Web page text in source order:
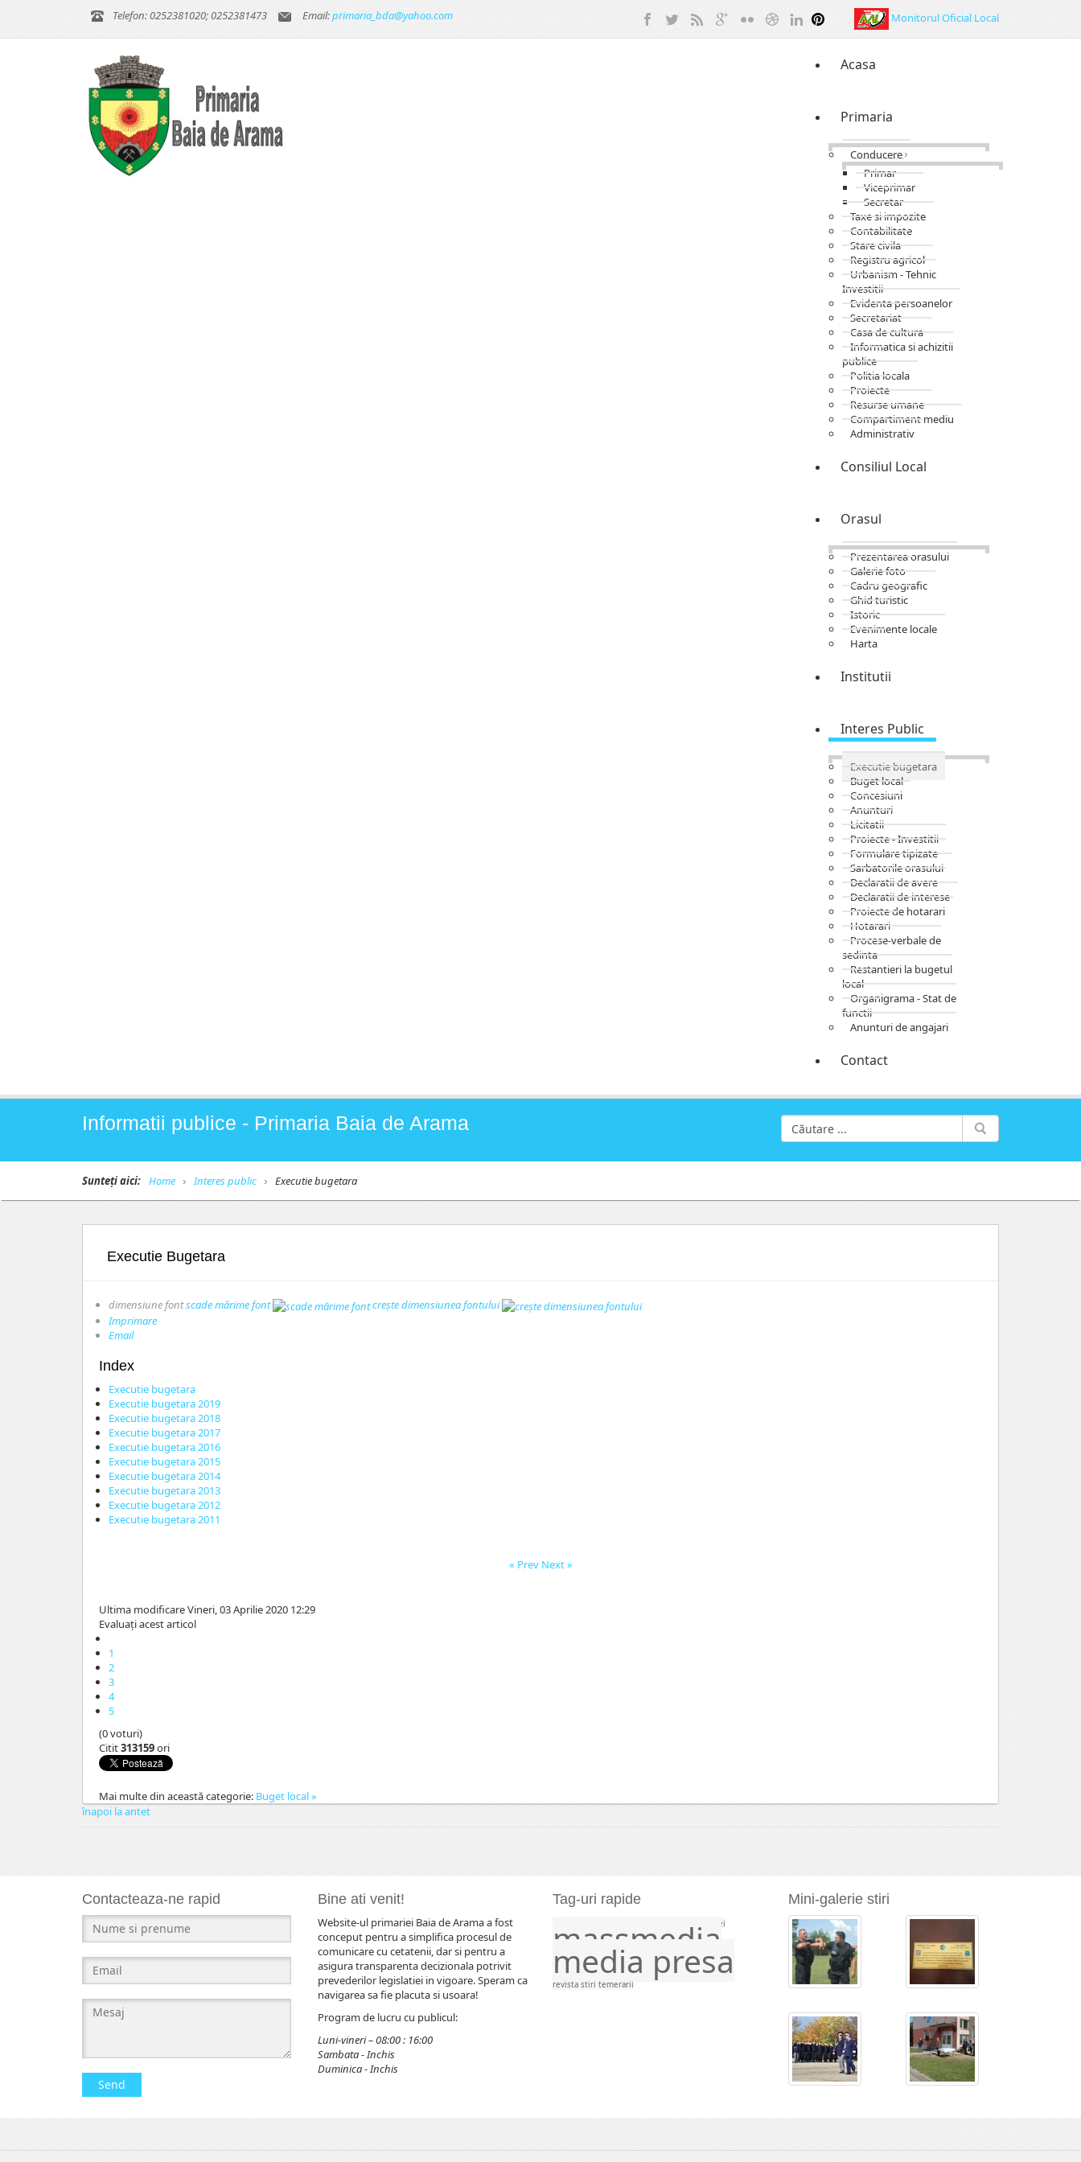
Telefon: 0252381020; 0252381473 Email:primaria_bda@yahoo.com Monitorul Oficial Local
Acasa
Primaria
Conducere
Primar
Viceprimar
Secretar
Taxe si impozite
Contabilitate
Stare civila
Registru agricol
Urbanism - Tehnic
Investitii
Evidenta persoanelor
Secretariat
Casa de cultura
Informatica si achizitii
publice
Politia locala
Proiecte
Resurse umane
Compartiment mediu
Administrativ
Consiliul Local
Orasul
Prezentarea orasului
Galerie foto
Cadru geografic
Ghid turistic
Istoric
Evenimente locale
Harta
Institutii
Interes Public
Executie bugetara
Buget local
Concesiuni
Anunturi
Licitatii
Proiecte - Investitii
Formulare tipizate
Sarbatorile orasului
Declaratii de avere
Declaratii de interese
Proiecte de hotarari
Hotarari
Procese-verbale de
sedinta
Restantieri la bugetul
local
Organigrama - Stat de
functii
Anunturi de angajari
Contact
Informatii publice - Primaria Baia de Arama
Sunteți aici: Home Interes public Executie bugetara
Executie Bugetara
dimensiune fontscade mărime font
creşte dimensiunea fontului
Imprimare
Email
Index
Executie bugetara
Executie bugetara 2019
Executie bugetara 2018
Executie bugetara 2017
Executie bugetara 2016
Executie bugetara 2015
Executie bugetara 2014
Executie bugetara 2013
Executie bugetara 2012
Executie bugetara 2011
« Prev Next »
Ultima modificare Vineri, 03 Aprilie 2020 12:29
Evaluaţi acest articol
1
2
3
4
5
(0 voturi)
Citit313159ori
Mai multe din această categorie: Buget local »
înapoi la antet
Contacteaza-ne rapid
Send
Bine ati venit!
Website-ul primariei Baia de Arama a fost
conceput pentru a simplifica procesul de
comunicare cu cetatenii, dar si pentru a
asigura transparenta decizionala potrivit
prevederilor legislatiei in vigoare. Speram ca
navigarea sa fie placuta si usoara!
Program de lucru cu publicul:
Luni-vineri – 08:00 : 16:00
Sambata - Inchis
Duminica - Inchis
Tag-uri rapide
frontierei
massmedia
media presa
revista stiri temerarii
Mini-galerie stiri